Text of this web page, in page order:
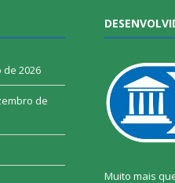
2026
de
Muito mais